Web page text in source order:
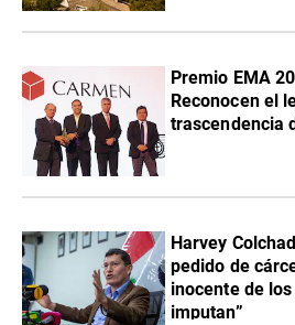
Premio EMA
Reconocen el
trascendencia
Harvey
pedido de
inocente de
imputan”